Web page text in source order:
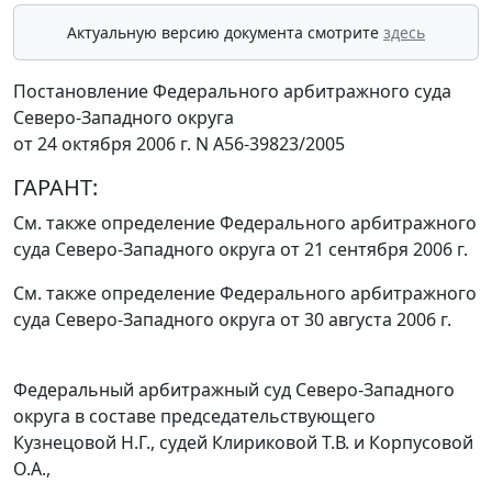
Актуальную версию документа смотрите здесь
Постановление Федерального арбитражного суда
Северо-Западного округа
от 24 октября 2006 г. N А56-39823/2005
ГАРАНТ:
См. также определение Федерального арбитражного
суда Северо-Западного округа от 21 сентября 2006 г.
См. также определение Федерального арбитражного
суда Северо-Западного округа от 30 августа 2006 г.
Федеральный арбитражный суд Северо-Западного
округа в составе председательствующего
Кузнецовой Н.Г., судей Клириковой Т.В. и Корпусовой
О.А.,